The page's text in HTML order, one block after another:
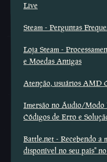
Live
Steam - Perguntas
Loja Steam -
e Moedas Antigas
Atenção, usuários AMD
Imersão no Áudio/Modo
Códigos de Erro e
Battle.net - Recebendo a
disponível no seu país''